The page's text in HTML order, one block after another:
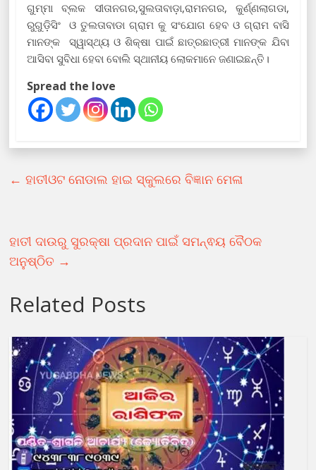
ଗୁମ୍ମା ବ୍ଲକ ସୀତାନଗର,ସୁଲତାବାଡ଼ା,ରାମନଗର, କୁର୍ଣ୍ଣଲାଗଡା,
ରୁଗୁଡ଼ିସିଂ ଓ ତୁଲତାବାଡା ଗ୍ରାମ କୁ ସଂଯୋଗ ହେବ ଓ ଗ୍ରାମ ବାସି
ମାନଙ୍କ ସ୍ୱାସ୍ଥ୍ୟ ଓ ଶିକ୍ଷା ପାଇଁ ଛାତ୍ରଛାତ୍ରୀ ମାନଙ୍କ ଯିବା
ଆସିବା ସୁବିଧା ହେବା ବୋଲି ସ୍ଥାନୀୟ ଲୋକମାନେ ଜଣାଇଛନ୍ତି।
Spread the love
← ହାତୀଓଟ ନୋଡାଲ ହାଇ ସ୍କୁଲରେ ବିଜ୍ଞାନ ମେଳା
ହାତୀ ଦାଉରୁ ସୁରକ୍ଷା ପ୍ରଦାନ ପାଇଁ ସମନ୍ଵୟ ବୈଠକ
ଅନୁଷ୍ଠିତ →
Related Posts